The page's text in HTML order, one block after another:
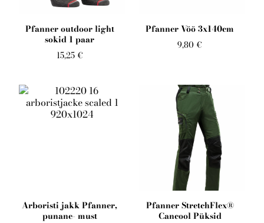
Telli arborist
Pfanner outdoor light
sokid 1 paar
15,25 €
Pfanner Vöö 3x140cm
9,80 €
Arboristi jakk Pfanner,
punane- must
Pfanner StretchFlex®
Cancool Püksid